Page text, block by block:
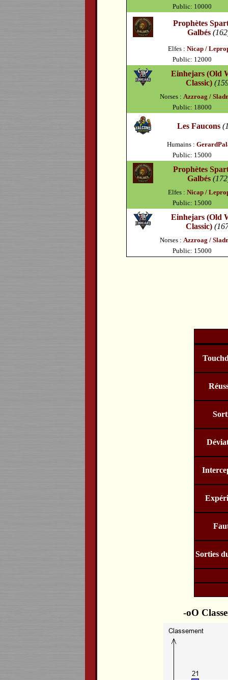
Public: 10000
Prophètes
Galbés
Elfes :Nicap /
Public: 12000
Einhejars (Old
Classic)
Norses : Azzroag /
Public: 18000
Les Faucons
Humains :
Public: 15000
Prophètes
Galbés
Elfes :Nicap /
Public: 15000
Einhejars (Old
Classic)
Norses : Azzroag /
Public: 15000
Sorties